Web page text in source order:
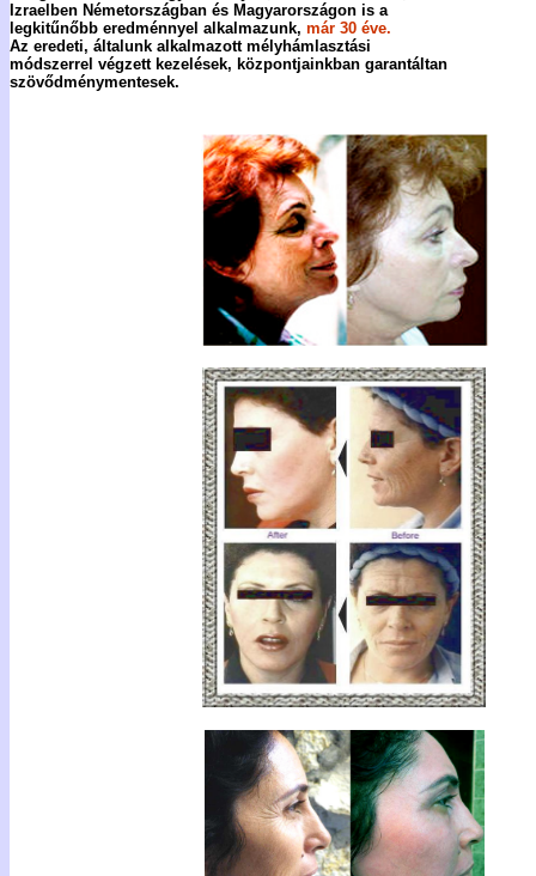
Izraelben Németországban és Magyarországon is a
legkitűnőbb eredménnyel alkalmazunk, már 30 éve.
Az eredeti, általunk alkalmazott mélyhámlasztási
módszerrel végzett kezelések, központjainkban garantáltan
szövődménymentesek.